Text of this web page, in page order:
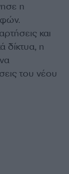
η
και
δίκτυα, η
του νέου